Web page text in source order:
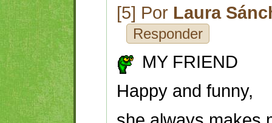
[5] Por Laura
Responder
MY FRIEND
Happy and funny,